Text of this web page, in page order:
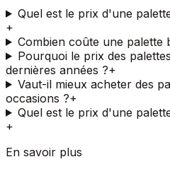
Quel est le prix d'une
+
Combien coûte une palette
Pourquoi le prix des
dernières années ?+
Vaut-il mieux acheter des
occasions ?+
Quel est le prix d'une
+
En savoir plus